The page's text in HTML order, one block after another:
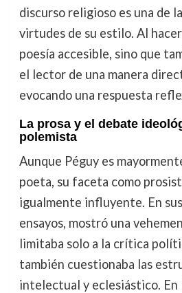
discurso religioso es una de
virtudes de su estilo. Al
poesía accesible, sino que
el lector de una manera
evocando una respuesta
La prosa y el debate
polemista
Aunque Péguy es
poeta, su faceta como
igualmente influyente. En
ensayos, mostró una
limitaba solo a la crítica
también cuestionaba las
intelectual y eclesiástico. En